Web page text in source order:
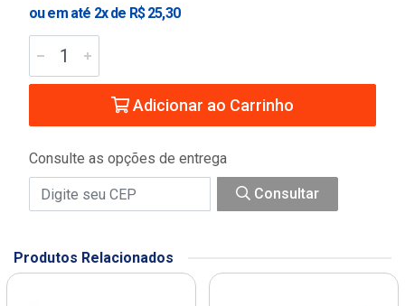
ou em até 2x de R$ 25,30
Adicionar ao Carrinho
Consulte as opções de entrega
Consultar
Produtos Relacionados